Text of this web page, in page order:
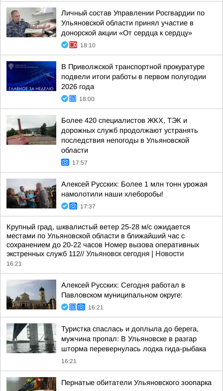
Личный состав Управлении Росгвардии по
Ульяновской области принял участие в
донорской акции «От сердца к сердцу»
18:10
В Приволжской транспортной прокуратуре
подвели итоги работы в первом полугодии
2026 года
18:00
Более 420 специалистов ЖКХ, ТЭК и
дорожных служб продолжают устранять
последствия непогоды в Ульяновской
области
17:57
Алексей Русских: Более 1 млн тонн урожая
намолотили наши хлеборобы!
17:37
Крупный град, шквалистый ветер 25-28 м/с ожидается
местами по Ульяновской области в ближайший час с
сохранением до 20-22 часов Номер вызова оперативных
экстренных служб 112// Ульяновск сегодня | Новости
16:21
Алексей Русских: Сегодня работал в
Павловском муниципальном округе:
16:21
Туристка спаслась и доплыла до берега,
мужчина пропал: В Ульяновске в разгар
шторма перевернулась лодка гида-рыбака
16:21
Пернатые обитатели Ульяновского зоопарка